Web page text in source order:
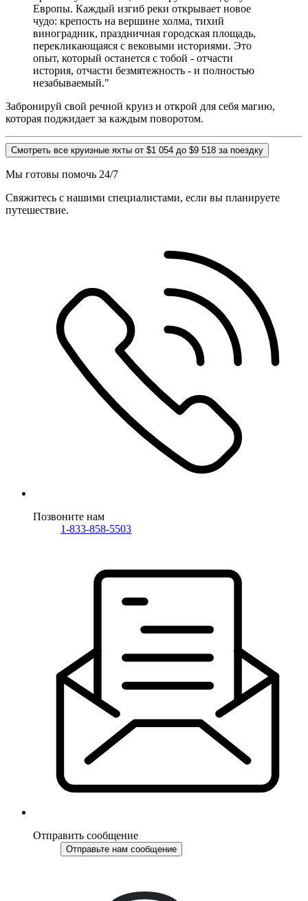
Европы. Каждый изгиб реки открывает новое
чудо: крепость на вершине холма, тихий
виноградник, праздничная городская площадь,
перекликающаяся с вековыми историями. Это
опыт, который останется с тобой - отчасти
история, отчасти безмятежность - и полностью
незабываемый."
Забронируй свой речной круиз и открой для себя магию,
которая поджидает за каждым поворотом.
Смотреть все круизные яхты от $1 054 до $9 518 за поездку
Мы готовы помочь 24/7
Свяжитесь с нашими специалистами, если вы планируете
путешествие.
Позвоните нам
1-833-858-5503
Отправить сообщение
Отправьте нам сообщение